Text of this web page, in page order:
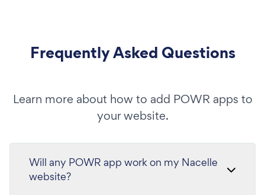
Frequently Asked Questions
Learn more about how to add POWR apps to
your website.
Will any POWR app work on my Nacelle
website?